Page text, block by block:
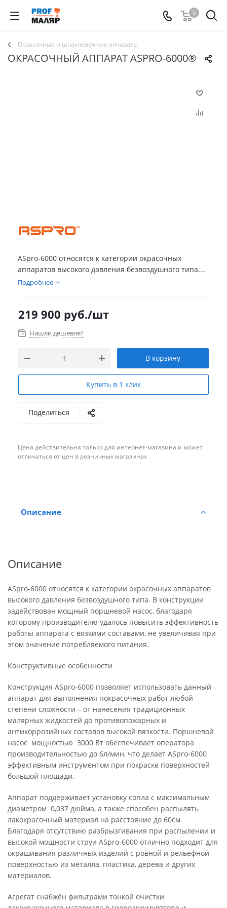
0
Окрасочные и шпаклевочные аппараты
ОКРАСОЧНЫЙ АППАРАТ ASPRO-6000®
ASpro-6000 относятся к категории окрасочных
аппаратов высокого давления безвоздушного типа.
Эффективно работает с лакокрасочными
механизированного нанесения.
Подробнее
219 900 руб./шт
Нашли дешевле?
В корзину
Купить в 1 клик
Поделиться
Цена действительна только для интернет-магазина и может
отличаться от цен в розничных магазинах
Описание
Описание
ASpro-6000 относятся к категории окрасочных аппаратов
высокого давления безвоздушного типа. В конструкции
задействован мощный поршневой насос, благодаря
которому производителю удалось повысить эффективность
работы аппарата с вязкими составами, не увеличивая при
этом значение потребляемого питания.
Конструктивные особенности
Конструкция ASpro-6000 позволяет использовать данный
аппарат для выполнения покрасочных работ любой
степени сложности – от нанесения традиционных
малярных жидкостей до противопожарных и
антикоррозийных составов высокой вязкости. Поршневой
насос мощностью 3000 Вт обеспечивает оператора
производительностью до 6л/мин, что делает ASpro-6000
эффективным инструментом при покраске поверхностей
большой площади.
Аппарат поддерживает установку сопла с максимальным
диаметром 0,037 дюйма, а также способен распылять
лакокрасочный материал на расстояние до 60см.
Благодаря отсутствию разбрызгивания при распылении и
высокой мощности струи ASpro-6000 отлично подходит для
окрашивания различных изделий с ровной и рельефной
поверхностью из металла, пластика, дерева и других
материалов.
Агрегат снабжён фильтрами тонкой очистки